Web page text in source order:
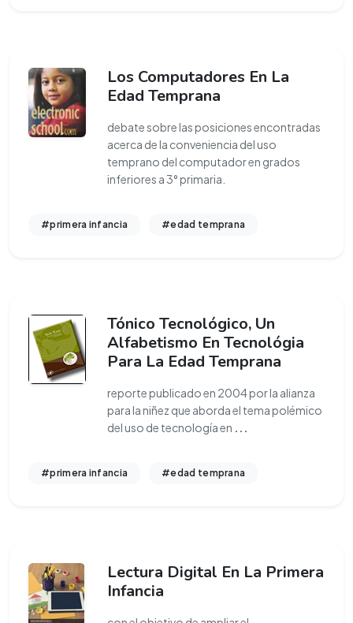
Los Computadores En La
Edad Temprana
debate sobre las posiciones encontradas
acerca de la conveniencia del uso
temprano del computador en grados
inferiores a 3° primaria.
#primera infancia #edad temprana
Tónico Tecnológico, Un
Alfabetismo En Tecnológia
Para La Edad Temprana
reporte publicado en 2004 por la alianza
para la niñez que aborda el tema polémico
del uso de tecnología en ...
#primera infancia #edad temprana
Lectura Digital En La Primera
Infancia